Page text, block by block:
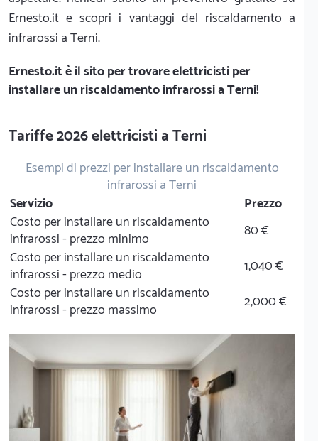
Ernesto.it e scopri i vantaggi del riscaldamento a
infrarossi a Terni.
Ernesto.itè il sito per trovare elettricisti per
installare un riscaldamento infrarossi a Terni!
Tariffe 2026 elettricisti a Terni
Esempi di prezzi per installare un riscaldamento
infrarossi a Terni
Servizio
Prezzo
Costo per installare un riscaldamento
infrarossi - prezzo minimo
80 €
Costo per installare un riscaldamento
infrarossi - prezzo medio
1,040 €
Costo per installare un riscaldamento
infrarossi - prezzo massimo
2,000 €